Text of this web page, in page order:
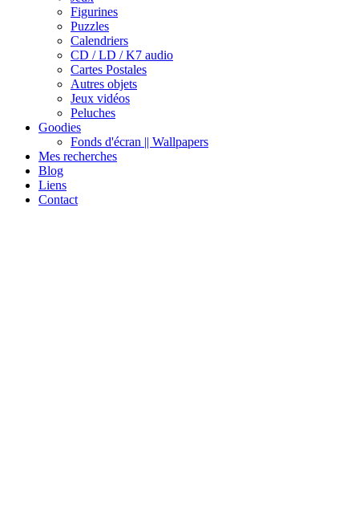
Figurines
Puzzles
Calendriers
CD / LD / K7 audio
Cartes Postales
Autres objets
Jeux vidéos
Peluches
Goodies
Fonds d'écran || Wallpapers
Mes recherches
Blog
Liens
Contact